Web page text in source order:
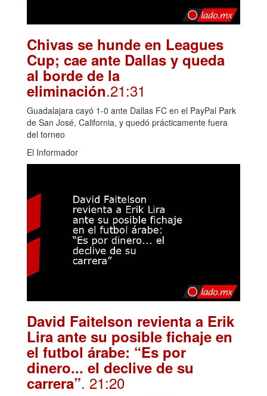
Chivas se hunde en Leagues
Cup; cae ante Dallas y queda
al borde de la
eliminación.21:31
Guadalajara cayó 1-0 ante Dallas FC en el PayPal Park
de San José, California, y quedó prácticamente fuera
del torneo
El Informador
David Faitelson revienta a Erik
Lira ante su posible fichaje en
el futbol árabe: “Es por
dinero... el declive de su
carrera”. 21:20